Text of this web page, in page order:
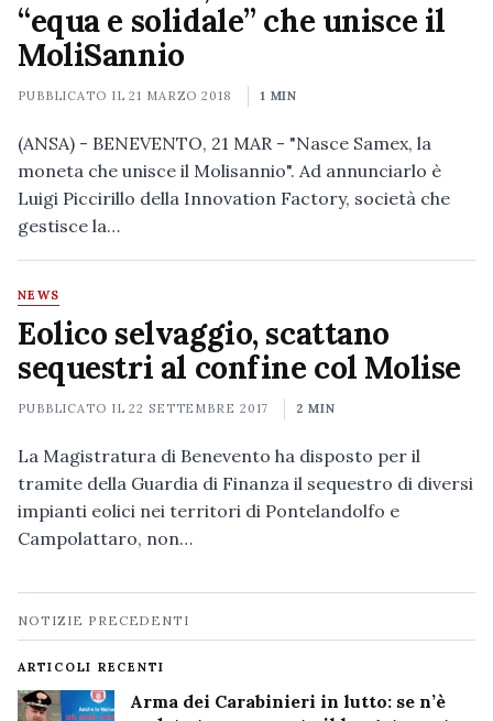
“equa e solidale” che unisce il
MoliSannio
PUBBLICATO IL21 MARZO 2018 1 MIN
(ANSA) - BENEVENTO, 21 MAR - "Nasce Samex, la
moneta che unisce il Molisannio". Ad annunciarlo è
Luigi Piccirillo della Innovation Factory, società che
gestisce la…
NEWS
Eolico selvaggio, scattano
sequestri al confine col Molise
PUBBLICATO IL22 SETTEMBRE 2017 2 MIN
La Magistratura di Benevento ha disposto per il
tramite della Guardia di Finanza il sequestro di diversi
impianti eolici nei territori di Pontelandolfo e
Campolattaro, non…
Navigazione
notizie
NOTIZIE PRECEDENTI
ARTICOLI RECENTI
Arma dei Carabinieri in lutto: se n’è